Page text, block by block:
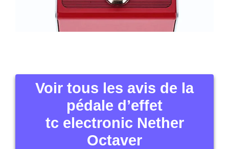
Voir tous les avis de la
pédale d’effet
tc electronic Nether
Octaver